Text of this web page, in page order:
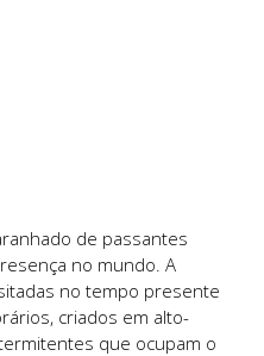
de passantes
no mundo. A
no tempo presente
criados em alto-
que ocupam o